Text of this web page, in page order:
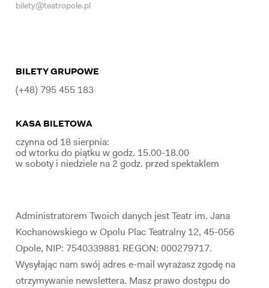
bilety@teatropole.pl
BILETY GRUPOWE
(+48) 795 455 183
KASA BILETOWA
czynna od 18 sierpnia:
od wtorku do piątku w godz. 15.00-18.00
w soboty i niedziele na 2 godz. przed spektaklem
Administratorem Twoich danych jest Teatr im. Jana
Kochanowskiego w Opolu Plac Teatralny 12, 45-056
Opole, NIP: 7540339881 REGON: 000279717.
Wysyłając nam swój adres e-mail wyrażasz zgodę na
otrzymywanie newslettera. Masz prawo dostępu do